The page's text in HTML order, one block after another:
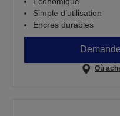
Simple d’utilisation
Encres durables
Où